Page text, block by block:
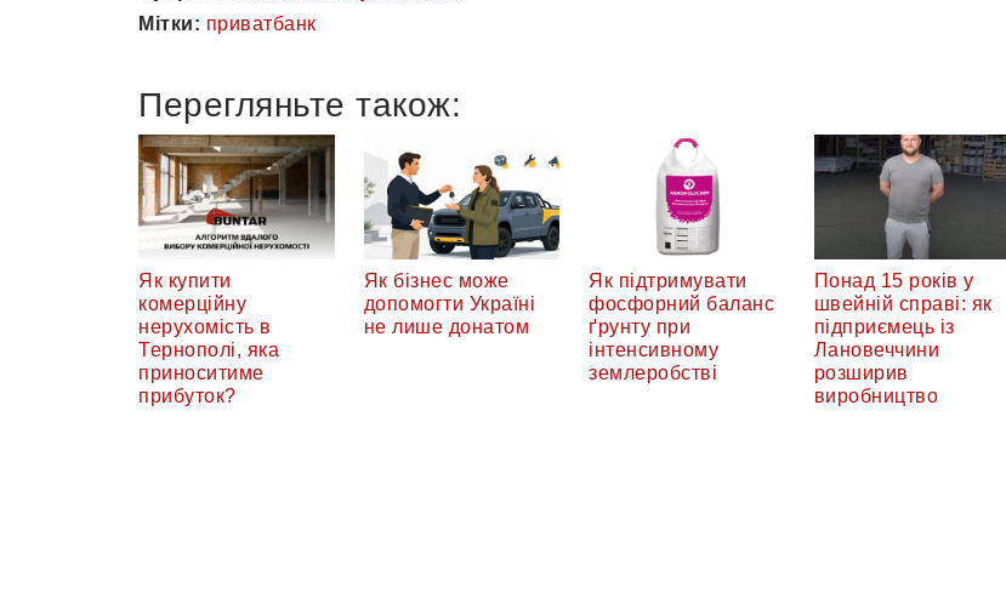
Мітки: приватбанк
Перегляньте також:
Як купити
комерційну
нерухомість в
Тернополі, яка
приноситиме
прибуток?
Як бізнес може
допомогти Україні
не лише донатом
Як підтримувати
фосфорний баланс
ґрунту при
інтенсивному
землеробстві
Понад 15 років у
швейній справі: як
підприємець із
Лановеччини
розширив
виробництво